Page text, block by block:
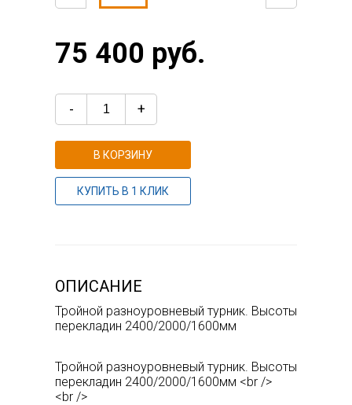
75 400 руб.
- +
В КОРЗИНУ
КУПИТЬ В 1 КЛИК
ОПИСАНИЕ
Тройной разноуровневый турник. Высоты
перекладин 2400/2000/1600мм
Тройной разноуровневый турник. Высоты
перекладин 2400/2000/1600мм <br />
<br />